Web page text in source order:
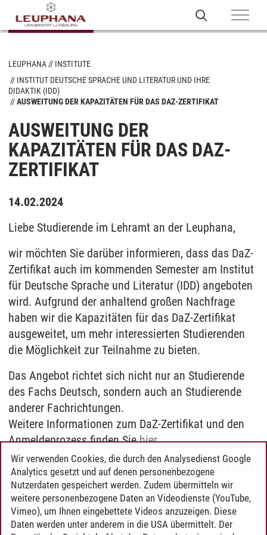
LEUPHANA
INSTITUTE
INSTITUT DEUTSCHE SPRACHE UND LITERATUR UND IHRE
DIDAKTIK (IDD)
AUSWEITUNG DER KAPAZITÄTEN FÜR DAS DAZ-ZERTIFIKAT
AUSWEITUNG DER
KAPAZITÄTEN FÜR DAS DAZ-
ZERTIFIKAT
14.02.2024
Liebe Studierende im Lehramt an der Leuphana,
wir möchten Sie darüber informieren, dass das DaZ-
Zertifikat auch im kommenden Semester am Institut
für Deutsche Sprache und Literatur (IDD) angeboten
wird. Aufgrund der anhaltend großen Nachfrage
haben wir die Kapazitäten für das DaZ-Zertifikat
ausgeweitet, um mehr interessierten Studierenden
die Möglichkeit zur Teilnahme zu bieten.
Das Angebot richtet sich nicht nur an Studierende
des Fachs Deutsch, sondern auch an Studierende
anderer Fachrichtungen.
Weitere Informationen zum DaZ-Zertifikat und den
Anmeldeprozess finden Siehier.
Bei Fragen wenden Sie sich gerne anInga Buhrfeind
Wir freuen uns auf Ihre Anmeldung!
Wir verwenden Cookies, die durch den Analysedienst Google
Analytics gesetzt und auf denen personenbezogene
Nutzerdaten gespeichert werden. Zudem übermitteln wir
weitere personenbezogene Daten an Videodienste (YouTube,
Vimeo), um Ihnen eingebettete Videos anzuzeigen. Diese
Daten werden unter anderem in die USA übermittelt. Der